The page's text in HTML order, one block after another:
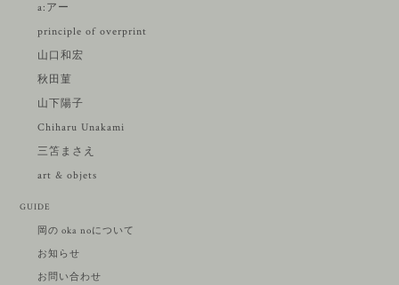
a:アー
principle of overprint
山口和宏
秋田菫
山下陽子
Chiharu Unakami
三笘まさえ
art & objets
GUIDE
岡の oka noについて
お知らせ
お問い合わせ